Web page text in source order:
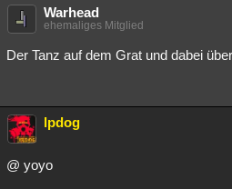
Warhead
ehemaliges Mitglied
Der Tanz auf dem Grat und dabei
lpdog
@ yoyo